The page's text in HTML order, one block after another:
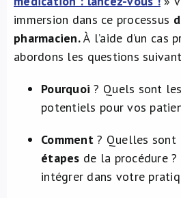
immersion dans ce processus
pharmacien.À l’aide d’un cas
abordons les questions
Pourquoi ? Quels sont les
potentiels pour vos
Comment? Quelles
étapes de la procédure ?
intégrer dans votre